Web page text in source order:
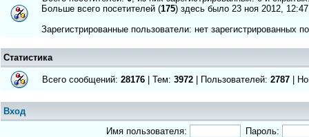
Больше всего посетителей (175) здесь было 23 ноя 2012, 12:47
Зарегистрированные пользователи: нет зарегистрированных
Статистика
Всего сообщений: 28176 | Тем: 3972 | Пользователей: 2787 |
Вход
Имя пользователя:
Пароль: